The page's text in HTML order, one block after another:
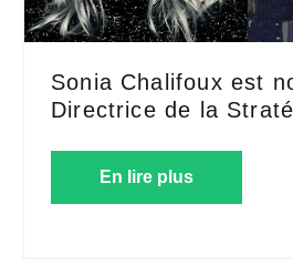
Sonia Chalifoux est
Directrice de la
En lire plus